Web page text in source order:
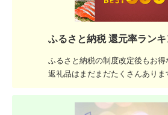
ふるさと納税 還元率ラン
ふるさと納税の制度改定後もお得
返礼品はまだまだたくさんありま